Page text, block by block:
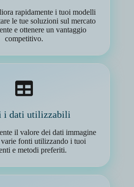
rapidamente i tuoi modelli
le tue soluzioni sul mercato
e ottenere un vantaggio
competitivo.
i dati utilizzabili
il valore dei dati immagine
fonti utilizzando i tuoi
e metodi preferiti.